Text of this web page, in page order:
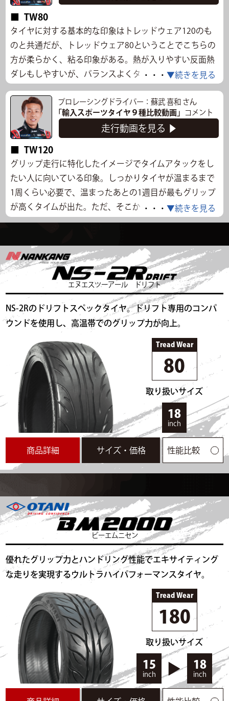
TW80
タイヤに対する基本的な印象はトレッドウェア120のも
のと共通だが、トレッドウェア80ということでこちらの
方が柔らかく、粘る印象がある。熱が入りやすい反面熱
ダレもしやすいが、バランスよくタレるので扱いやす
ので、そういった走り方ができる人にはオススメできそ
う。走行後のトレッドを見るとタイヤカスが多く、減り
は早そうなので一般道使用には不向きかもしれない。ロ
ードノイズと乗り心地はTW120と同等の印象。
走行データ
走行時間 13:35～ 気温 路面温度
タイム
43.401s 最高速度 86.182km/h
タイムリザルト一覧
・・・ ▼続きを見る
プロレーシングドライバー：蘇武 喜和 さん
「輸入スポーツタイヤ９種比較動画」
コメント
走行動画を見る ▶
TW120
グリップ走行に特化したイメージでタイムアタックをし
たい人に向いている印象。しっかりタイヤが温まるまで
1周くらい必要で、温まったあとの1週目が最もグリップ
が高くタイムが出た。ただ、そこから急激にタレること
もなく、コントロール性も高い。乗り心地は見た目から
から履いたままサーキットに向かって、走って帰ること
も苦にならなそう。ロードノイズも普通で乗り心地も悪
走行データ
走行時間 13:00～ 気温 35℃ 路面温度
43.598s 最高速度
タイムリザルト一覧
・・・ ▼続きを見る
▲閉じる
エヌエスツーアール ドリフト
NS-2Rのドリフトスペックタイヤ。ドリフト専用のコンパ
ウンドを使用し、高温帯でのグリップ力が向上。
Tread Wear
80
取り扱いサイズ
18
inch
商品詳細 サイズ・価格 性能比較
ビーエムニセン
優れたグリップ力とハンドリング性能でエキサイティング
な走りを実現するウルトラハイパフォーマンスタイヤ。
Tread Wear
180
取り扱いサイズ
15
inch
18
inch